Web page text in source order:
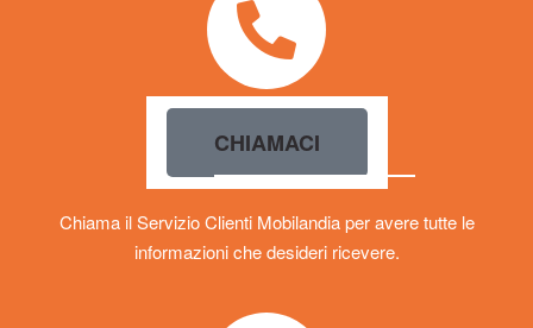
CHIAMACI
Chiama il Servizio Clienti Mobilandia per avere tutte le
informazioni che desideri ricevere.